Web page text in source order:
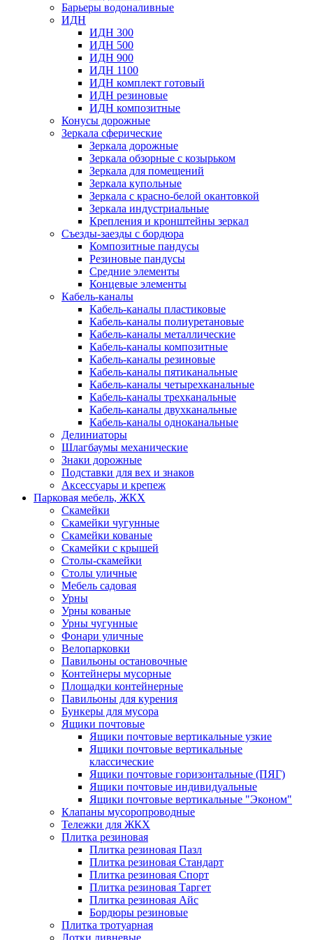
Барьеры водоналивные
ИДН
ИДН 300
ИДН 500
ИДН 900
ИДН 1100
ИДН комплект готовый
ИДН резиновые
ИДН композитные
Конусы дорожные
Зеркала сферические
Зеркала дорожные
Зеркала обзорные с козырьком
Зеркала для помещений
Зеркала купольные
Зеркала с красно-белой окантовкой
Зеркала индустриальные
Крепления и кронштейны зеркал
Съезды-заезды с бордюра
Композитные пандусы
Резиновые пандусы
Средние элементы
Концевые элементы
Кабель-каналы
Кабель-каналы пластиковые
Кабель-каналы полиуретановые
Кабель-каналы металлические
Кабель-каналы композитные
Кабель-каналы резиновые
Кабель-каналы пятиканальные
Кабель-каналы четырехканальные
Кабель-каналы трехканальные
Кабель-каналы двухканальные
Кабель-каналы одноканальные
Делиниаторы
Шлагбаумы механические
Знаки дорожные
Подставки для вех и знаков
Аксессуары и крепеж
Парковая мебель, ЖКХ
Скамейки
Скамейки чугунные
Скамейки кованые
Скамейки с крышей
Столы-скамейки
Столы уличные
Мебель садовая
Урны
Урны кованые
Урны чугунные
Фонари уличные
Велопарковки
Павильоны остановочные
Контейнеры мусорные
Площадки контейнерные
Павильоны для курения
Бункеры для мусора
Ящики почтовые
Ящики почтовые вертикальные узкие
Ящики почтовые вертикальные
классические
Ящики почтовые горизонтальные (ПЯГ)
Ящики почтовые индивидуальные
Ящики почтовые вертикальные "Эконом"
Клапаны мусоропроводные
Тележки для ЖКХ
Плитка резиновая
Плитка резиновая Пазл
Плитка резиновая Стандарт
Плитка резиновая Спорт
Плитка резиновая Таргет
Плитка резиновая Айс
Бордюры резиновые
Плитка тротуарная
Лотки ливневые